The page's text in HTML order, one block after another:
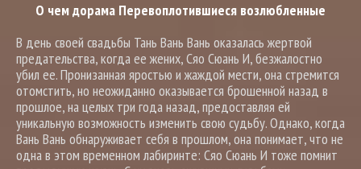
О чем дорама Перевоплотившиеся возлюбленные
В день своей свадьбы Тань Вань Вань оказалась жертвой
предательства, когда ее жених, Сяо Сюань И, безжалостно
убил ее. Пронизанная яростью и жаждой мести, она стремится
отомстить, но неожиданно оказывается брошенной назад в
прошлое, на целых три года назад, предоставляя ей
уникальную возможность изменить свою судьбу. Однако, когда
Вань Вань обнаруживает себя в прошлом, она понимает, что не
одна в этом временном лабиринте: Сяо Сюань И тоже помнит